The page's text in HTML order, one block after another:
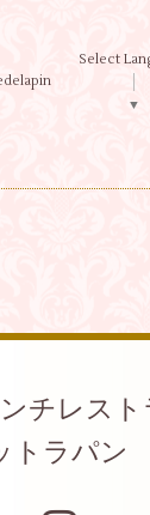
Select
▼
チレス
トラパン